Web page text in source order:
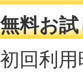
無料お
初回利